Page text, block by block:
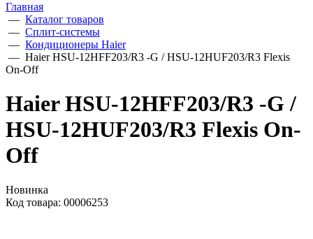
Главная
— Каталог товаров
— Сплит-системы
— Кондиционеры Haier
— Haier HSU-12HFF203/R3 -G / HSU-12HUF203/R3 Flexis
On-Off
Haier HSU-12HFF203/R3 -G /
HSU-12HUF203/R3 Flexis On-
Off
Новинка
Код товара: 00006253